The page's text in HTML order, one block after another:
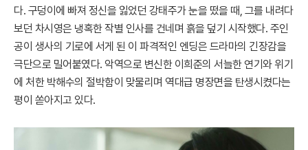
다. 구덩이에 빠져 정신을 잃었던 강태주가 눈을 떴을 때, 그를 내려다
보던 차시영은 냉혹한 작별 인사를 건네며 흙을 덮기 시작했다. 주인
공이 생사의 기로에 서게 된 이 파격적인 엔딩은 드라마의 긴장감을
극단으로 밀어붙였다. 악역으로 변신한 이희준의 서늘한 연기와 위기
에 처한 박해수의 절박함이 맞물리며 역대급 명장면을 탄생시켰다는
평이 쏟아지고 있다.